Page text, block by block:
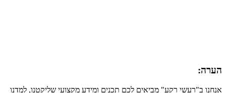
הערה:
אנחנו ב"רעשי רקע" מביאים לכם תכנים ומידע מקצועי שליקטנו, למדנו